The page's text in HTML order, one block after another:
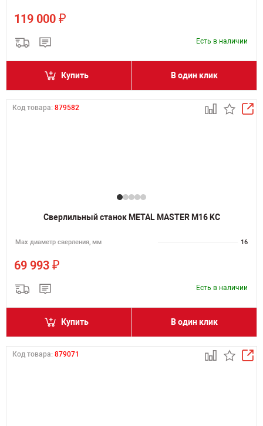
119 000 ₽
Есть в наличии
Купить В один клик
Код товара: 879582
Сверлильный станок METAL MASTER M16 KC
Мах диаметр сверления, мм 16
69 993 ₽
Есть в наличии
Купить В один клик
Код товара: 879071